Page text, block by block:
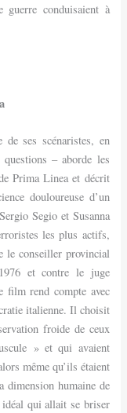
guerre conduisaient à
ses scénaristes, en
– aborde les
Prima Linea et décrit
douloureuse d’un
Segio et Susanna
les plus actifs,
le conseiller provincial
et contre le juge
rend compte avec
italienne. Il choisit
froide de ceux
» et qui avaient
même qu’ils étaient
dimension humaine de
idéal qui allait se briser